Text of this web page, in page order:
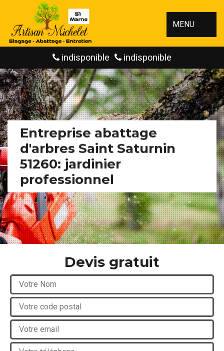
MENU
indisponible indisponible
Entreprise abattage
d'arbres Saint Saturnin
51260: jardinier
professionnel
Devis gratuit